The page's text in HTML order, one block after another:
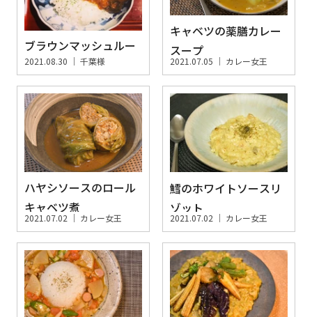
ブラウンマッシュルー
ムチキンカレー
2021.08.30 ｜ 千葉様
キャベツの薬膳カレー
スープ
2021.07.05 ｜ カレー女王
ハヤシソースのロール
キャベツ煮
2021.07.02 ｜ カレー女王
鱈のホワイトソースリ
ゾット
2021.07.02 ｜ カレー女王